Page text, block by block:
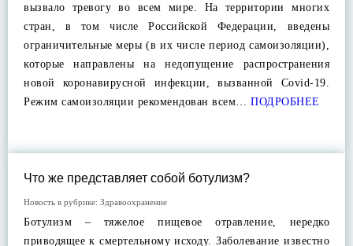
вызвало тревогу во всем мире. На территории многих
стран, в том числе Российской Федерации, введены
ограничительные меры (в их числе период самоизоляции),
которые направлены на недопущение распространения
новой коронавирусной инфекции, вызванной Covid-19.
Режим самоизоляции рекомендован всем… ПОДРОБНЕЕ
Что же представляет собой ботулизм?
Новость в рубрике: Здравоохранение
Ботулизм – тяжелое пищевое отравление, нередко
приводящее к смертельному исходу. Заболевание известно